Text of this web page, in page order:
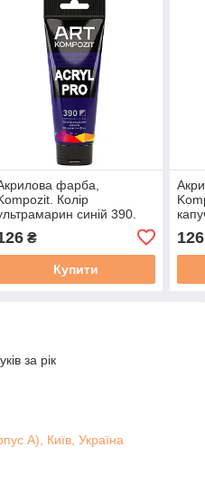
фарба,
Колір
синій 390.
Acryl PRO ART, туба 75 мл
₴
Купити
126
за рік
А), Київ, Україна